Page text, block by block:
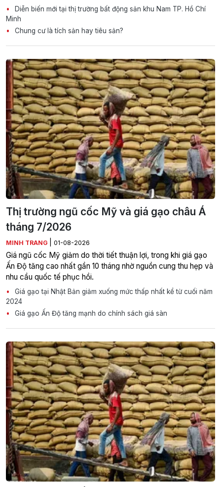
Diễn biến mới tại thị trường bất động sản khu Nam TP. Hồ Chí
Minh
Chung cư là tích sản hay tiêu sản?
Thị trường ngũ cốc Mỹ và giá gạo châu Á
tháng 7/2026
MINH TRANG 01-08-2026
Giá ngũ cốc Mỹ giảm do thời tiết thuận lợi, trong khi giá gạo
Ấn Độ tăng cao nhất gần 10 tháng nhờ nguồn cung thu hẹp và
nhu cầu quốc tế phục hồi.
Giá gạo tại Nhật Bản giảm xuống mức thấp nhất kể từ cuối năm
2024
Giá gạo Ấn Độ tăng mạnh do chính sách giá sàn